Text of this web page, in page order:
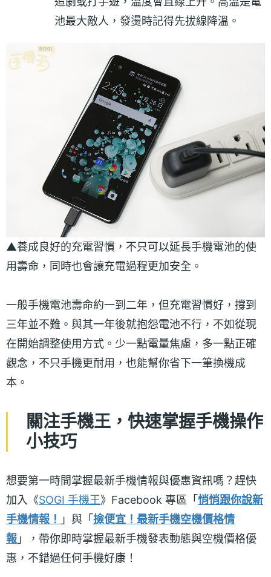
池最大敵人，發燙時記得先拔線降溫。
▲養成良好的充電習慣，不只可以延長手機電池的使
用壽命，同時也會讓充電過程更加安全。
一般手機電池壽命約一到二年，但充電習慣好，撐到
三年並不難。與其一年後就抱怨電池不行，不如從現
在開始調整使用方式。少一點電量焦慮，多一點正確
觀念，不只手機更耐用，也能幫你省下一筆換機成
本。
關注手機王，快速掌握手機操作
小技巧
想要第一時間掌握最新手機情報與優惠資訊嗎？趕快
加入《SOGI 手機王》Facebook 專區「 悄悄跟你說新
手機情報！ 」與「 撿便宜！最新手機空機價格情
報 」，帶你即時掌握最新手機發表動態與空機價格優
惠，不錯過任何手機好康！